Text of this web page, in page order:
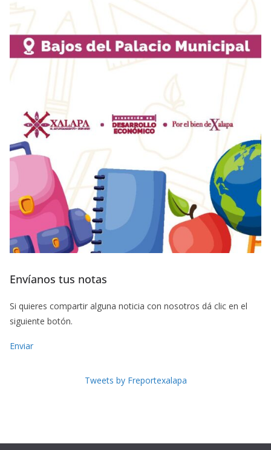
Envíanos tus notas
Si quieres compartir alguna noticia con nosotros dá clic en el
siguiente botón.
Enviar
Tweets by Freportexalapa